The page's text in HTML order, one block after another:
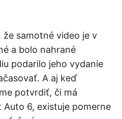
samotné video je v
a bolo nahrané
podarilo jeho vydanie
A aj keď
potvrdiť, či má
6, existuje pomerne